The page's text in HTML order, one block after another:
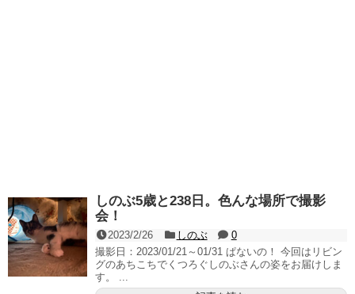
しのぶ5歳と238日。色んな場所で撮影
会！
2023/2/26 しのぶ
0
撮影日：2023/01/21～01/31 ぱないの！ 今回はリビン
グのあちこちでくつろぐしのぶさんの姿をお届けしま
す。 ...